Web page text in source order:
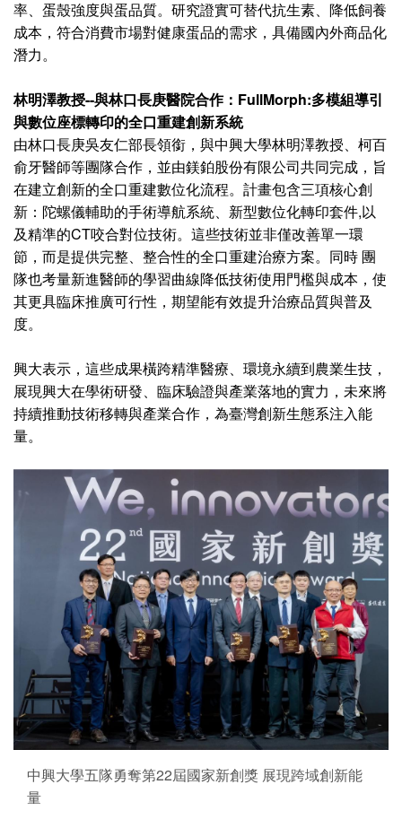
率、蛋殼強度與蛋品質。研究證實可替代抗生素、降低飼養
成本，符合消費市場對健康蛋品的需求，具備國內外商品化
潛力。
林明澤教授--與林口長庚醫院合作：FullMorph:多模組導引
與數位座標轉印的全口重建創新系統
由林口長庚吳友仁部長領銜，與中興大學林明澤教授、柯百
俞牙醫師等團隊合作，並由鎂鉑股份有限公司共同完成，旨
在建立創新的全口重建數位化流程。計畫包含三項核心創
新：陀螺儀輔助的手術導航系統、新型數位化轉印套件,以
及精準的CT咬合對位技術。這些技術並非僅改善單一環
節，而是提供完整、整合性的全口重建治療方案。同時 團
隊也考量新進醫師的學習曲線降低技術使用門檻與成本，使
其更具臨床推廣可行性，期望能有效提升治療品質與普及
度。
興大表示，這些成果橫跨精準醫療、環境永續到農業生技，
展現興大在學術研發、臨床驗證與產業落地的實力，未來將
持續推動技術移轉與產業合作，為臺灣創新生態系注入能
量。
中興大學五隊勇奪第22屆國家新創獎 展現跨域創新能
量